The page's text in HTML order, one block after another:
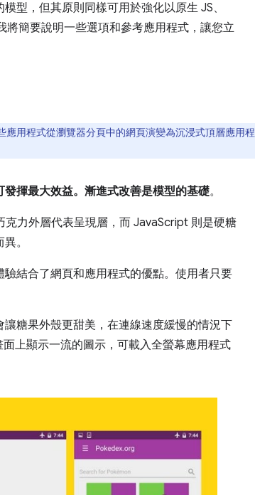
型，但其原則同樣可用於強化以原生 JS、
簡要說明一些選項和參考應用程式，讓您立
用程式從瀏覽器分頁中的網頁演變為沉浸式頂層應用程
揮最大效益。漸進式改善是模型的基礎。
力外層代表呈現層，而 JavaScript 則是硬糖
。
結合了網頁和應用程式的優點。使用者只要
糖果外殼更甜美，在連線速度緩慢的情況下
面上顯示一流的圖示，可載入全螢幕應用程式